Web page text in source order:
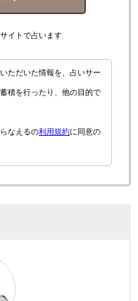
イトで占います
ただいた情報を、占いサー
積を行ったり、他の目的で
なえるの利用規約に同意の